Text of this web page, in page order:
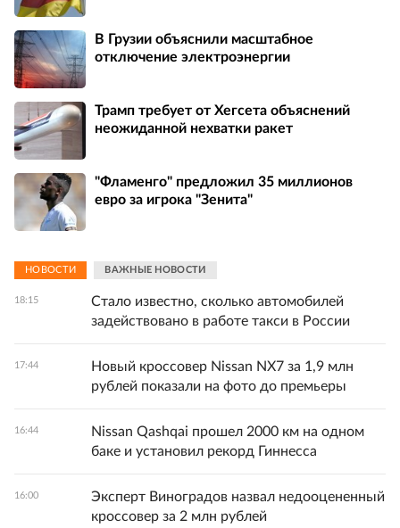
В Грузии объяснили масштабное
отключение электроэнергии
Трамп требует от Хегсета объяснений
неожиданной нехватки ракет
"Фламенго" предложил 35 миллионов
евро за игрока "Зенита"
НОВОСТИ ВАЖНЫЕ НОВОСТИ
18:15
Стало известно, сколько автомобилей
задействовано в работе такси в России
17:44
Новый кроссовер Nissan NX7 за 1,9 млн
рублей показали на фото до премьеры
16:44
Nissan Qashqai прошел 2000 км на одном
баке и установил рекорд Гиннесса
16:00
Эксперт Виноградов назвал недооцененный
кроссовер за 2 млн рублей